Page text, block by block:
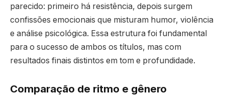
parecido: primeiro há resistência, depois surgem
confissões emocionais que misturam humor, violência
e análise psicológica. Essa estrutura foi fundamental
para o sucesso de ambos os títulos, mas com
resultados finais distintos em tom e profundidade.
Comparação de ritmo e gênero